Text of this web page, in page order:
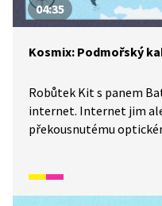
04:35
Kosmix: Podmořský
Robůtek Kit s panem
internet. Internet jim
překousnutému
na další díl ze seriálu